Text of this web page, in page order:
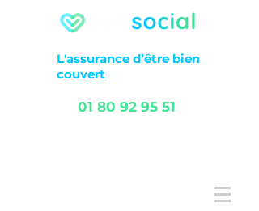
L'assurance d’être bien
couvert
01 80 92 95 51